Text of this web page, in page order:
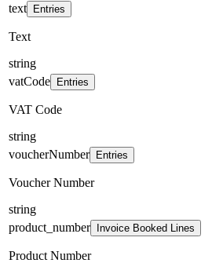
text
Entries
Text
string
vatCode
Entries
VAT Code
string
voucherNumber
Entries
Voucher Number
string
product_number
Invoice Booked Lines
Product Number